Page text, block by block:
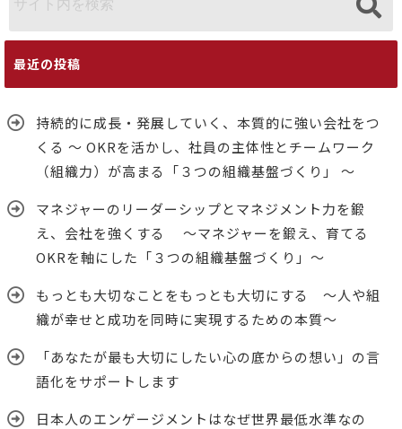
最近の投稿
持続的に成長・発展していく、本質的に強い会社をつ
くる ～ OKRを活かし、社員の主体性とチームワーク
（組織力）が高まる「３つの組織基盤づくり」 ～
マネジャーのリーダーシップとマネジメント力を鍛
え、会社を強くする ～マネジャーを鍛え、育てる
OKRを軸にした「３つの組織基盤づくり」～
もっとも大切なことをもっとも大切にする ～人や組
織が幸せと成功を同時に実現するための本質～
「あなたが最も大切にしたい心の底からの想い」の言
語化をサポートします
日本人のエンゲージメントはなぜ世界最低水準なの